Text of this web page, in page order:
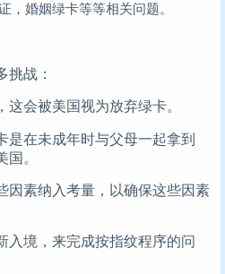
，婚姻绿卡等等相关问题。
挑战：
会被美国视为放弃绿卡。
是在未成年时与父母一起拿到
。
因素纳入考量，以确保这些因素
入境，来完成按指纹程序的问